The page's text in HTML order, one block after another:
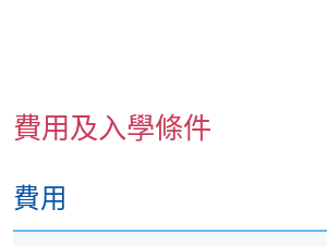
費用及入學條件
費用